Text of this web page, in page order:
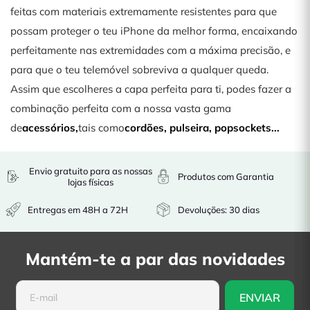
feitas com materiais extremamente resistentes para que
possam proteger o teu iPhone da melhor forma, encaixando
perfeitamente nas extremidades com a máxima precisão, e
para que o teu telemóvel sobreviva a qualquer queda.
Assim que escolheres a capa perfeita para ti, podes fazer a
combinação perfeita com a nossa vasta gama
deacessórios,tais comocordões, pulseira, popsockets...
Envio gratuito para as nossas
lojas físicas
Entregas em 48H a 72H
Produtos com Garantia
Devoluções: 30 dias
Mantém-te a par das novidades